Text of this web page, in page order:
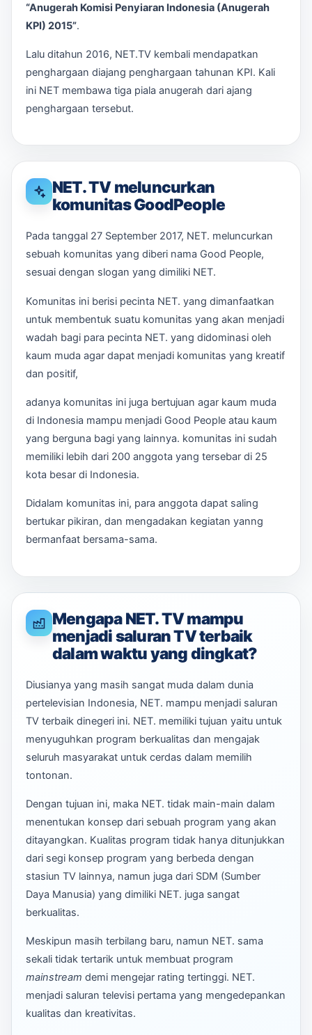
“Anugerah Komisi Penyiaran Indonesia (Anugerah
KPI) 2015”.
Lalu ditahun 2016, NET.TV kembali mendapatkan
penghargaan diajang penghargaan tahunan KPI. Kali
ini NET membawa tiga piala anugerah dari ajang
penghargaan tersebut.
NET. TV meluncurkan
komunitas GoodPeople
Pada tanggal 27 September 2017, NET. meluncurkan
sebuah komunitas yang diberi nama Good People,
sesuai dengan slogan yang dimiliki NET.
Komunitas ini berisi pecinta NET. yang dimanfaatkan
untuk membentuk suatu komunitas yang akan menjadi
wadah bagi para pecinta NET. yang didominasi oleh
kaum muda agar dapat menjadi komunitas yang kreatif
dan positif,
adanya komunitas ini juga bertujuan agar kaum muda
di Indonesia mampu menjadi Good People atau kaum
yang berguna bagi yang lainnya. komunitas ini sudah
memiliki lebih dari 200 anggota yang tersebar di 25
kota besar di Indonesia.
Didalam komunitas ini, para anggota dapat saling
bertukar pikiran, dan mengadakan kegiatan yanng
bermanfaat bersama-sama.
Mengapa NET. TV mampu
menjadi saluran TV terbaik
dalam waktu yang dingkat?
Diusianya yang masih sangat muda dalam dunia
pertelevisian Indonesia, NET. mampu menjadi saluran
TV terbaik dinegeri ini. NET. memiliki tujuan yaitu untuk
menyuguhkan program berkualitas dan mengajak
seluruh masyarakat untuk cerdas dalam memilih
tontonan.
Dengan tujuan ini, maka NET. tidak main-main dalam
menentukan konsep dari sebuah program yang akan
ditayangkan. Kualitas program tidak hanya ditunjukkan
dari segi konsep program yang berbeda dengan
stasiun TV lainnya, namun juga dari SDM (Sumber
Daya Manusia) yang dimiliki NET. juga sangat
berkualitas.
Meskipun masih terbilang baru, namun NET. sama
sekali tidak tertarik untuk membuat program
mainstream demi mengejar rating tertinggi. NET.
menjadi saluran televisi pertama yang mengedepankan
kualitas dan kreativitas.